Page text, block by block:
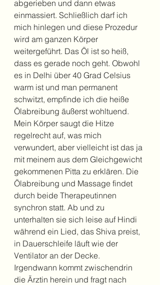
abgerieben und dann etwas
einmassiert. Schließlich darf ich
mich hinlegen und diese Prozedur
wird am ganzen Körper
weitergeführt. Das Öl ist so heiß,
dass es gerade noch geht. Obwohl
es in Delhi über 40 Grad Celsius
warm ist und man permanent
schwitzt, empfinde ich die heiße
Ölabreibung äußerst wohltuend.
Mein Körper saugt die Hitze
regelrecht auf, was mich
verwundert, aber vielleicht ist das ja
mit meinem aus dem Gleichgewicht
gekommenen Pitta zu erklären. Die
Ölabreibung und Massage findet
durch beide Therapeutinnen
synchron statt. Ab und zu
unterhalten sie sich leise auf Hindi
während ein Lied, das Shiva preist,
in Dauerschleife läuft wie der
Ventilator an der Decke.
Irgendwann kommt zwischendrin
die Ärztin herein und fragt nach